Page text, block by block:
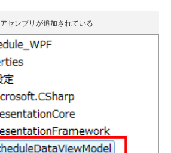
センブリが追加されている